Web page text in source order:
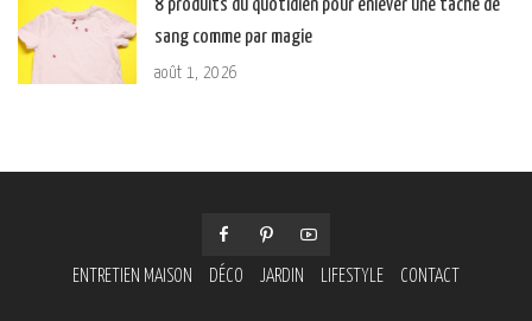
8 produits du quotidien pour enlever une tache de
sang comme par magie
août 1, 2026
ENTRETIEN MAISON DÉCO JARDIN LIFESTYLE CONTACT